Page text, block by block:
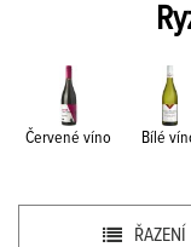
Červené víno Bílé
ŘAZENÍ